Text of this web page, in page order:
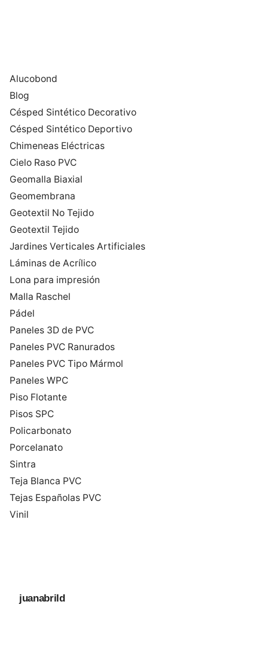
Alucobond
Blog
Césped Sintético Decorativo
Césped Sintético Deportivo
Chimeneas Eléctricas
Cielo Raso PVC
Geomalla Biaxial
Geomembrana
Geotextil No Tejido
Geotextil Tejido
Jardines Verticales Artificiales
Láminas de Acrílico
Lona para impresión
Malla Raschel
Pádel
Paneles 3D de PVC
Paneles PVC Ranurados
Paneles PVC Tipo Mármol
Paneles WPC
Piso Flotante
Pisos SPC
Policarbonato
Porcelanato
Sintra
Teja Blanca PVC
Tejas Españolas PVC
Vinil
juanabrild